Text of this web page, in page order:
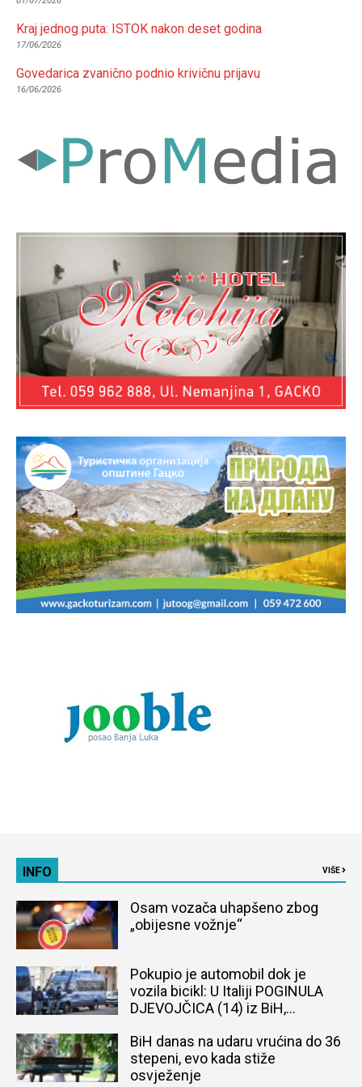
Kraj jednog puta: ISTOK nakon deset godina
17/06/2026
Govedarica zvanično podnio krivičnu prijavu
16/06/2026
INFO VIŠE
Osam vozača uhapšeno zbog
„obijesne vožnje“
Pokupio je automobil dok je
vozila bicikl: U Italiji POGINULA
DJEVOJČICA (14) iz BiH,
BiH danas na udaru vrućina do 36
stepeni, evo kada stiže
osvježenje